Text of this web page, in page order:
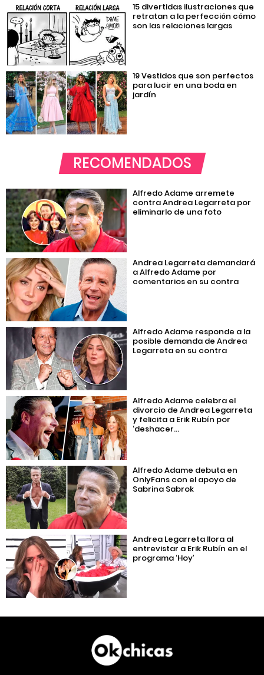
15 divertidas ilustraciones que
retratan a la perfección cómo
son las relaciones largas
19 Vestidos que son perfectos
para lucir en una boda en
jardín
RECOMENDADOS
Alfredo Adame arremete
contra Andrea Legarreta por
eliminarlo de una foto
Andrea Legarreta demandará
a Alfredo Adame por
comentarios en su contra
Alfredo Adame responde a la
posible demanda de Andrea
Legarreta en su contra
Alfredo Adame celebra el
divorcio de Andrea Legarreta
y felicita a Erik Rubín por
‘deshacer...
Alfredo Adame debuta en
OnlyFans con el apoyo de
Sabrina Sabrok
Andrea Legarreta llora al
entrevistar a Erik Rubín en el
programa ‘Hoy’